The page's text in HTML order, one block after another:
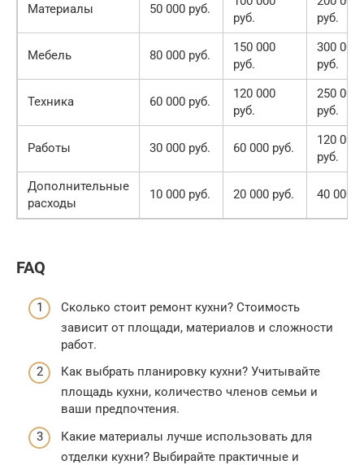
Материалы 50 000 руб.
руб.
руб.
Мебель 80 000 руб.
150 000
руб.
300 000
руб.
Техника 60 000 руб.
120 000
руб.
250 000
руб.
Работы 30 000 руб. 60 000 руб.
120 000
руб.
Дополнительные
расходы
10 000 руб. 20 000 руб. 40 000
FAQ
Сколько стоит ремонт кухни? Стоимость
зависит от площади, материалов и сложности
работ.
Как выбрать планировку кухни? Учитывайте
площадь кухни, количество членов семьи и
ваши предпочтения.
Какие материалы лучше использовать для
отделки кухни? Выбирайте практичные и